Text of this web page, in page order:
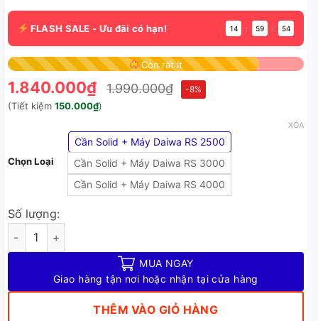
FLASH SALE - Ưu đãi có hạn! 14 : 59 : 53
Còn rất ít
1.840.000₫ 1.990.000₫ -8%
(Tiết kiệm 150.000₫)
Chọn Loại
Cần Solid + Máy Daiwa RS 2500
Cần Solid + Máy Daiwa RS 3000
Cần Solid + Máy Daiwa RS 4000
XÓA
Số lượng:
Bộ cần câu lure Solid LK máy Daiwa RS - Bộ 2 Sản Phẩm Cần
MUA NGAY
Giao hàng tận nơi hoặc nhận tại cửa hàng
THÊM VÀO GIỎ HÀNG